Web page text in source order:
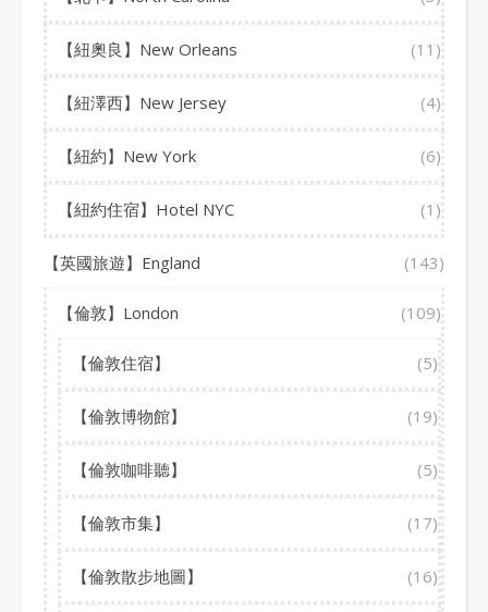
【紐奧良】New Orleans (11)
【紐澤西】New Jersey (4)
【紐約】New York (6)
【紐約住宿】Hotel NYC (1)
【英國旅遊】England (143)
【倫敦】London (109)
【倫敦住宿】 (5)
【倫敦博物館】 (19)
【倫敦咖啡聽】 (5)
【倫敦市集】 (17)
【倫敦散步地圖】 (16)